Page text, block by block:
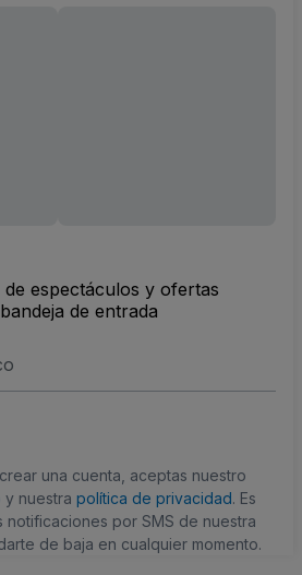
de espectáculos y ofertas
de entrada
una cuenta, aceptas nuestro
y nuestra política de privacidad. Es
por SMS de nuestra
de baja en cualquier momento.